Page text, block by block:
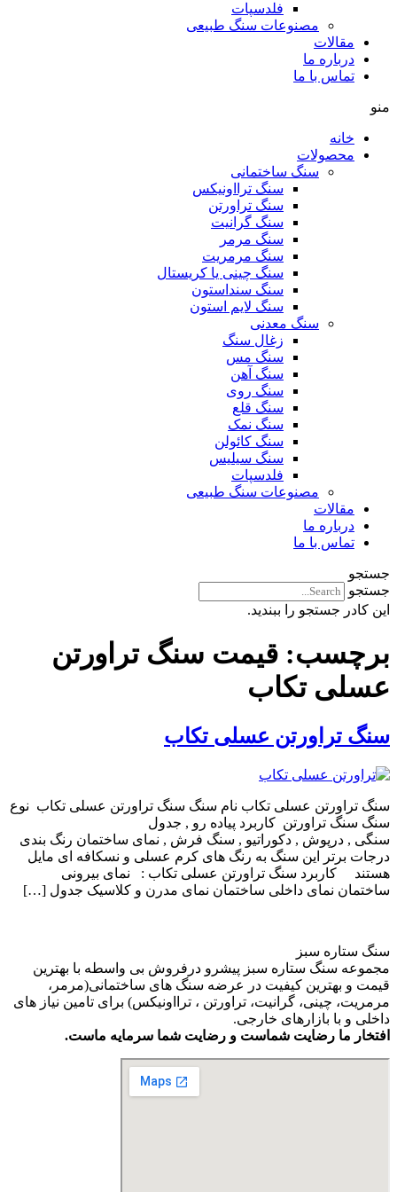
فلدسپات
مصنوعات سنگ طبیعی
مقالات
درباره ما
تماس با ما
منو
خانه
محصولات
سنگ ساختمانی
سنگ ترااونیکس
سنگ تراورتن
سنگ گرانیت
سنگ مرمر
سنگ مرمریت
سنگ چینی یا کریستال
سنگ سنداستون
سنگ لایم استون
سنگ معدنی
زغال سنگ
سنگ مس
سنگ آهن
سنگ روی
سنگ قلع
سنگ نمک
سنگ کائولن
سنگ سیلیس
فلدسپات
مصنوعات سنگ طبیعی
مقالات
درباره ما
تماس با ما
جستجو
جستجو
این کادر جستجو را ببندید.
برچسب: قیمت سنگ تراورتن
عسلی تکاب
سنگ تراورتن عسلی تکاب
سنگ تراورتن عسلی تکاب نام سنگ سنگ تراورتن عسلی تکاب نوع
سنگ سنگ تراورتن کاربرد پیاده رو , جدول
سنگی , درپوش , دکوراتیو , سنگ فرش , نمای ساختمان رنگ بندی
درجات برتر این سنگ به رنگ های کرم عسلی و نسکافه ای مایل
هستند کاربرد سنگ تراورتن عسلی تکاب : نمای بیرونی
ساختمان نمای داخلی ساختمان نمای مدرن و کلاسیک جدول […]
سنگ ستاره سبز
مجموعه سنگ ستاره سبز پیشرو درفروش بی واسطه با بهترین
قیمت و بهترین کیفیت در عرضه سنگ های ساختمانی(مرمر،
مرمریت، چینی، گرانیت، تراورتن ، ترااونیکس) برای تامین نیاز های
داخلی و با بازارهای خارجی.
افتخار ما رضایت شماست و رضایت شما سرمایه ماست.